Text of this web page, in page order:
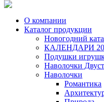
О компании
Каталог продукции
Новогодний
КАЛЕНДАРИ
Подушки
Наволочки
Наволочки
Романтика